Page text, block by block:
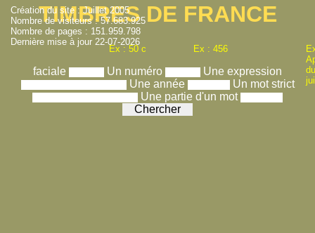
TIMBRES DE FRANCE
Ex : 50 c Ex : 456
faciale Un numéro
Une expression
Une année
Un mot strict
Une partie d'un mot
Création du site : Juillet 2005
Nombre de visiteurs : 57.683.925
Nombre de pages : 151.959.798
Dernière mise à jour 22-07-2026